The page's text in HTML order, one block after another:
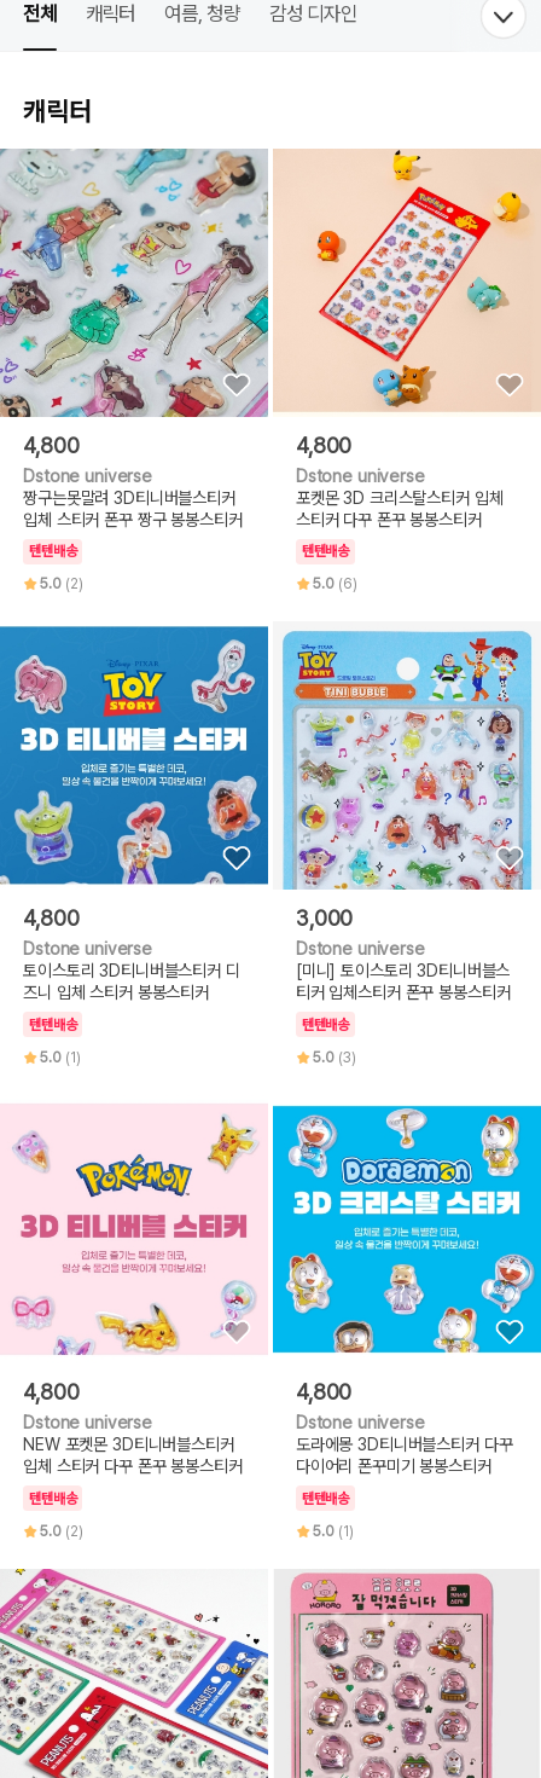
전체 캐릭터 여름, 청량 감성 디자인
캐릭터
4,800
Dstone universe
짱구는못말려 3D티니버블스티커
입체 스티커 폰꾸 짱구 봉봉스티커
텐텐배송
5.0 (2)
4,800
Dstone universe
포켓몬 3D 크리스탈스티커 입체
스티커 다꾸 폰꾸 봉봉스티커
텐텐배송
5.0 (6)
4,800
Dstone universe
토이스토리 3D티니버블스티커 디
즈니 입체 스티커 봉봉스티커
텐텐배송
5.0 (1)
3,000
Dstone universe
[미니] 토이스토리 3D티니버블스
티커 입체스티커 폰꾸 봉봉스티커
텐텐배송
5.0 (3)
4,800
Dstone universe
NEW 포켓몬 3D티니버블스티커
입체 스티커 다꾸 폰꾸 봉봉스티커
텐텐배송
5.0 (2)
4,800
Dstone universe
도라에몽 3D티니버블스티커 다꾸
다이어리 폰꾸미기 봉봉스티커
텐텐배송
5.0 (1)